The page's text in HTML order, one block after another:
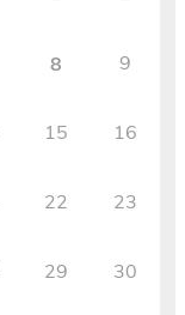
8 9
15 16
22 23
29 30